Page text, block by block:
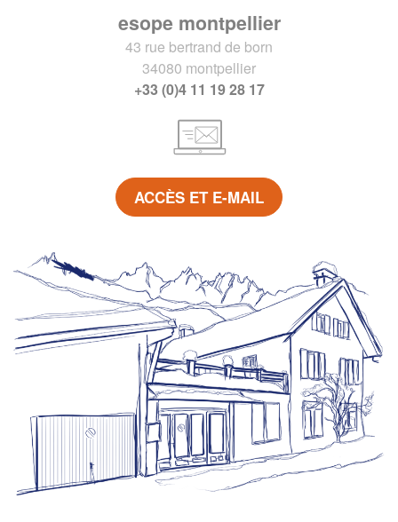
esope montpellier
43 rue bertrand de born
34080 montpellier
+33 (0)4 11 19 28 17
ACCÈS ET E-MAIL